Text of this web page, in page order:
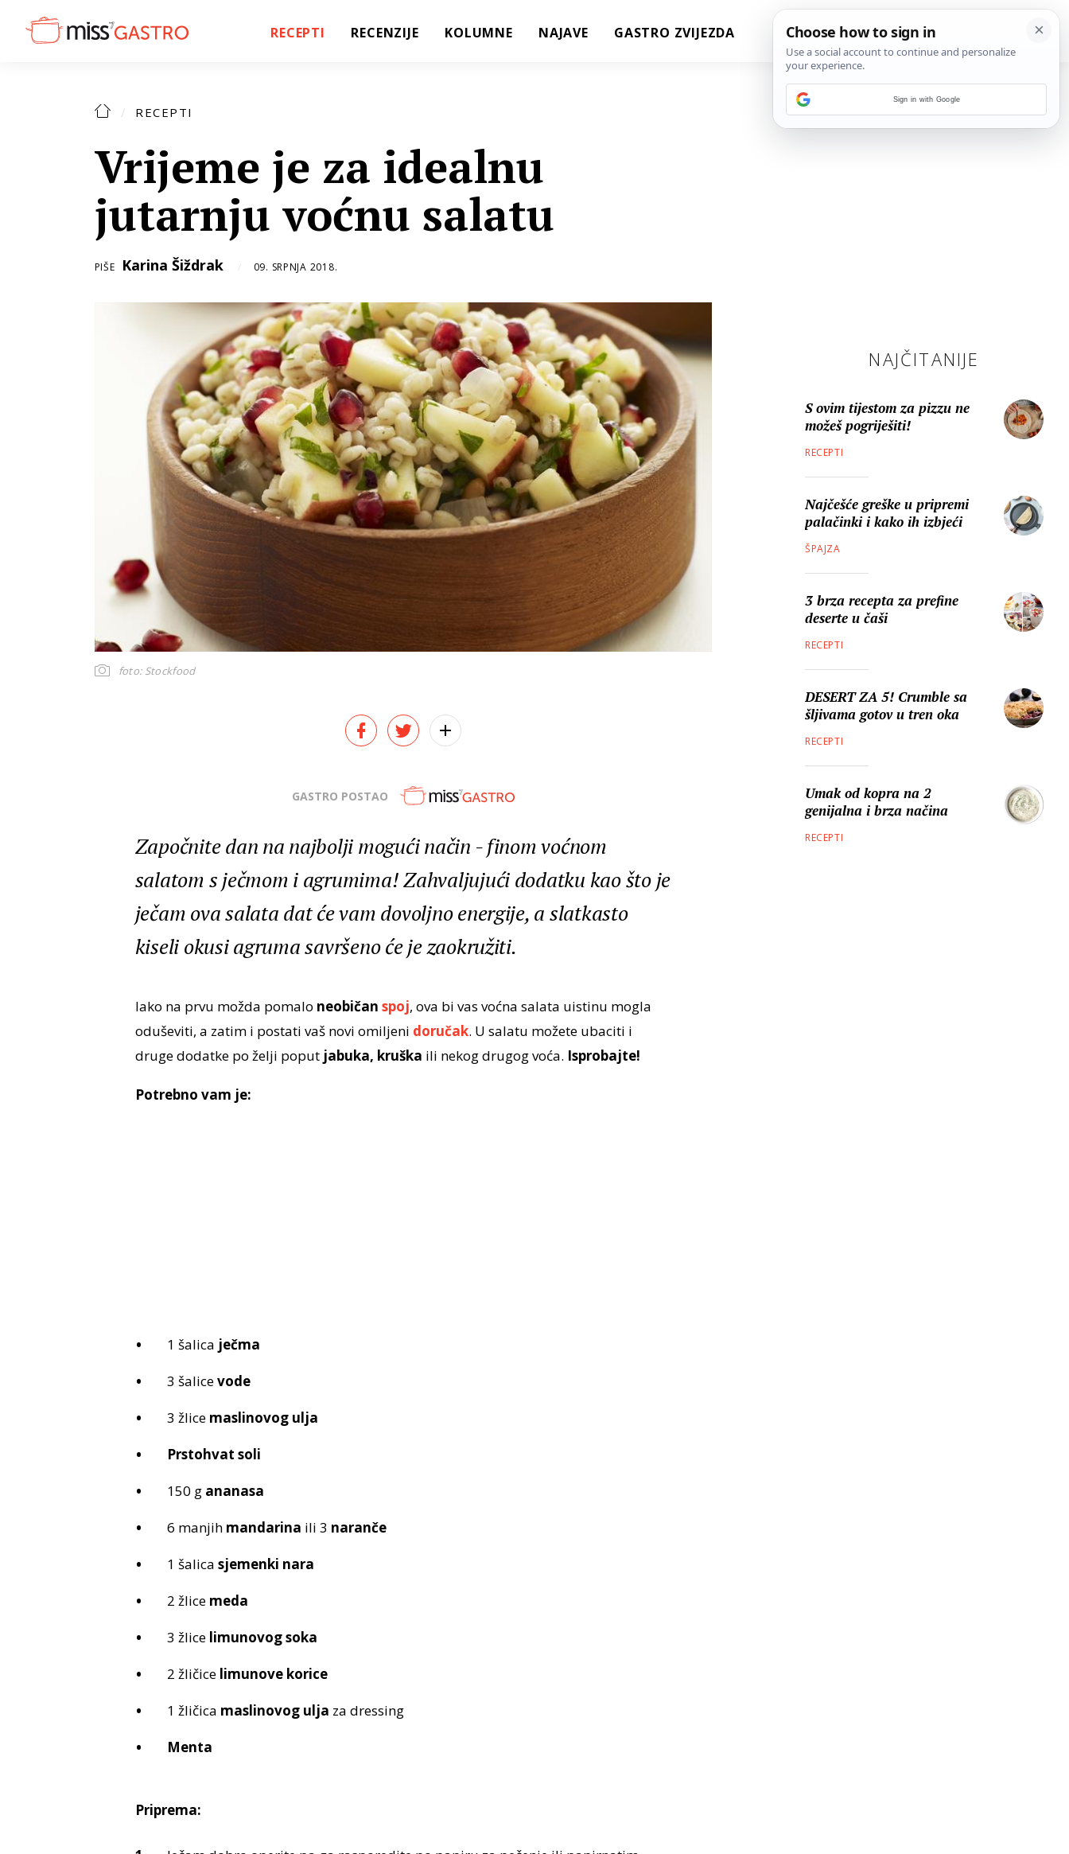
RECEPTI RECENZIJE KOLUMNE NAJAVE GASTRO ZVIJEZDA
RECEPTI
Vrijeme je za idealnu
jutarnju voćnu salatu
PIŠE Karina Šiždrak 09. SRPNJA 2018.
foto: Stockfood
GASTRO POSTAO
Započnite dan na najbolji mogući način - finom voćnom
salatom s ječmom i agrumima! Zahvaljujući dodatku kao što je
ječam ova salata dat će vam dovoljno energije, a slatkasto
kiseli okusi agruma savršeno će je zaokružiti.
Iako na prvu možda pomalo neobičan spoj, ova bi vas voćna salata uistinu mogla
oduševiti, a zatim i postati vaš novi omiljeni doručak. U salatu možete ubaciti i
druge dodatke po želji poputjabuka, kruška ili nekog drugog voća. Isprobajte!
Potrebno vam je:
1 šalica ječma
3 šalicevode
3 žlicemaslinovog ulja
Prstohvat soli
150 g ananasa
6 manjih mandarina ili 3 naranče
1 šalica sjemenki nara
2 žlice meda
3 žlicelimunovog soka
2 žličice limunove korice
1 žličica maslinovog ulja za dressing
Menta
Priprema:
NAJČITANIJE
S ovim tijestom za pizzu ne
možeš pogriješiti!
RECEPTI
Najčešće greške u pripremi
palačinki i kako ih izbjeći
ŠPAJZA
3 brza recepta za prefine
deserte u čaši
RECEPTI
DESERT ZA 5! Crumble sa
šljivama gotov u tren oka
RECEPTI
Umak od kopra na 2
genijalna i brza načina
RECEPTI
Sign in with Google